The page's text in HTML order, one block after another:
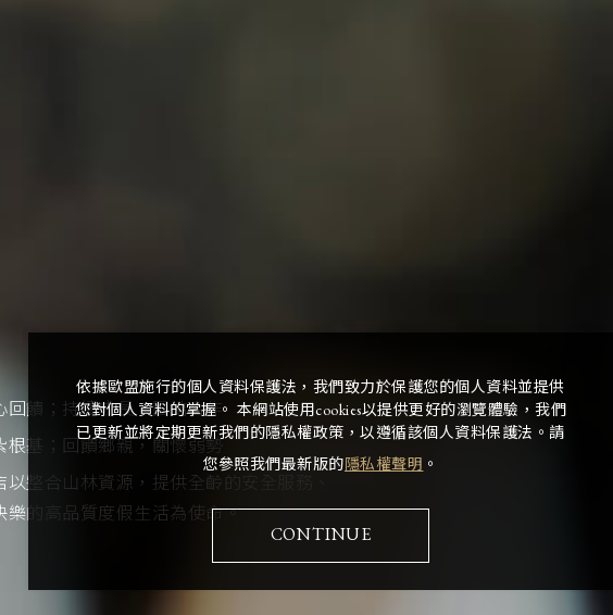
回饋；持續成長，團結合作
根基；回饋鄉親，關懷弱勢
整合山林資源，提供全齡的安全服務、
樂的高品質度假生活為使命。
依據歐盟施行的個人資料保護法，我們致力於保護您的個人資料並提供
您對個人資料的掌握。 本網站使用cookies以提供更好的瀏覽體驗，我們
已更新並將定期更新我們的隱私權政策，以遵循該個人資料保護法。請
您參照我們最新版的隱私權聲明 。
CONTINUE